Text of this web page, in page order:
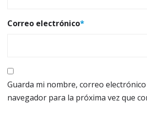
Correo electrónico*
Guarda mi nombre, correo
navegador para la próxima vez que